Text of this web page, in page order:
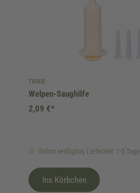
TRIXIE
Welpen-Saughilfe
Sofort verfügbar, Lieferzeit: 1-3 Tage
2,09 €*
Ins Körbchen